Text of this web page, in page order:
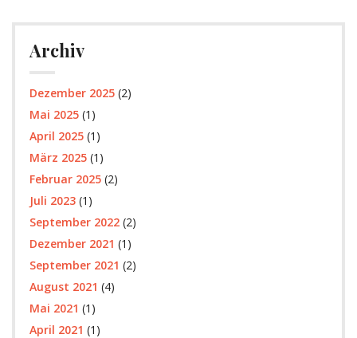
Archiv
Dezember 2025(2)
Mai 2025(1)
April 2025(1)
März 2025(1)
Februar 2025(2)
Juli 2023(1)
September 2022(2)
Dezember 2021 (1)
September 2021 (2)
August 2021 (4)
Mai 2021 (1)
April 2021 (1)